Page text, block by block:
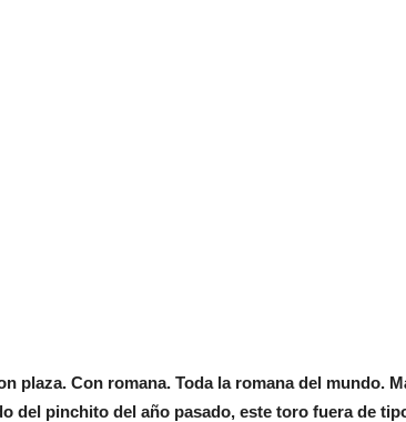
plaza. Con romana. Toda la romana del mundo.
del pinchito del año pasado, este toro fuera de